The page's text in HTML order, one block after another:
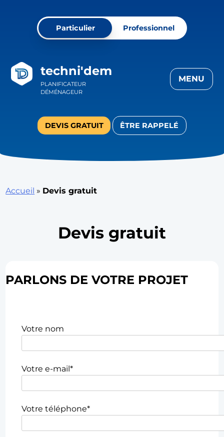
Particulier Professionnel
techni'dem
PLANIFICATEUR
DÉMÉNAGEUR
MENU
DEVIS GRATUIT ÊTRE RAPPELÉ
Accueil » Devis gratuit
Devis gratuit
PARLONS DE VOTRE PROJET
Votre nom
Votre e-mail*
Votre téléphone*